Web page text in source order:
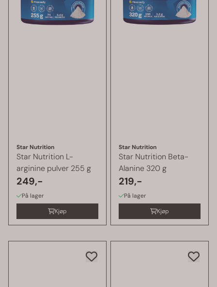
Star Nutrition
Star Nutrition L-
arginine pulver 255 g
249,-
På lager
Kjøp
Star Nutrition
Star Nutrition Beta-
Alanine 320 g
219,-
På lager
Kjøp